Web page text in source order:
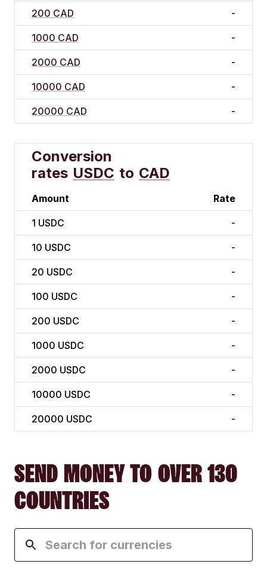
200 CAD -
1000 CAD -
2000 CAD -
10000 CAD -
20000 CAD -
Conversion
rates USDC to CAD
Amount Rate
1 USDC -
10 USDC -
20 USDC -
100 USDC -
200 USDC -
1000 USDC -
2000 USDC -
10000 USDC -
20000 USDC -
SEND MONEY TO OVER 130
COUNTRIES